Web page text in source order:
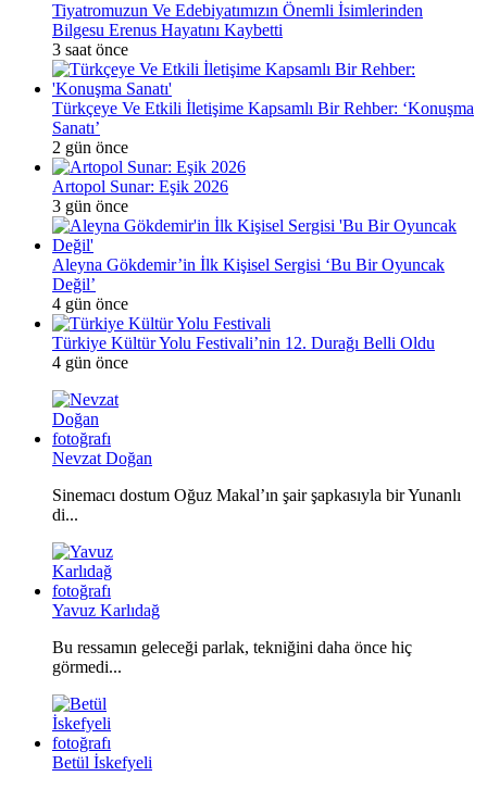
Tiyatromuzun Ve Edebiyatımızın Önemli İsimlerinden
Bilgesu Erenus Hayatını Kaybetti
3 saat önce
Türkçeye Ve Etkili İletişime Kapsamlı Bir Rehber: ‘Konuşma
Sanatı’
2 gün önce
Artopol Sunar: Eşik 2026
3 gün önce
Aleyna Gökdemir’in İlk Kişisel Sergisi ‘Bu Bir Oyuncak
Değil’
4 gün önce
Türkiye Kültür Yolu Festivali’nin 12. Durağı Belli Oldu
4 gün önce
Nevzat Doğan
Sinemacı dostum Oğuz Makal’ın şair şapkasıyla bir Yunanlı
di...
Yavuz Karlıdağ
Bu ressamın geleceği parlak, tekniğini daha önce hiç
görmedi...
Betül İskefyeli